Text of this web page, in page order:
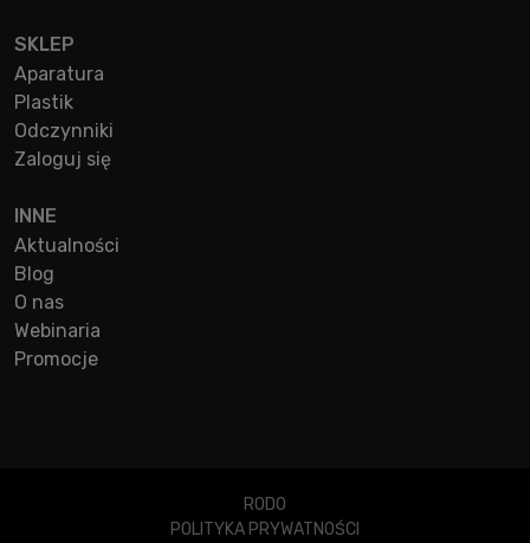
SKLEP
Aparatura
Plastik
Odczynniki
Zaloguj się
INNE
Aktualności
Blog
O nas
Webinaria
Promocje
RODO
POLITYKA PRYWATNOŚCI